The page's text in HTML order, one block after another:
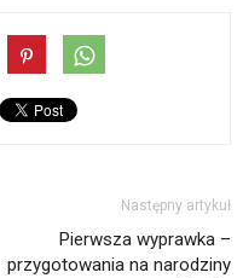
Następny artykuł
Pierwsza wyprawka –
przygotowania na narodziny